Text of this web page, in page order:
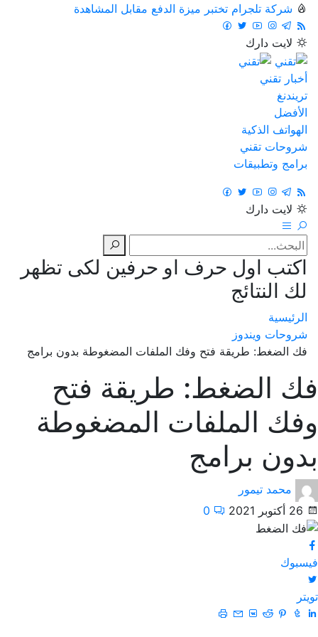
شركة تلجرام تختبر ميزة الدفع مقابل المشاهدة
لايت دارك
أخبار تقني
تريندنغ
الأفضل
الهواتف الذكية
شروحات تقني
برامج وتطبيقات
لايت دارك
اكتب اول حرف او حرفين لكى تظهر
لك النتائج
الرئيسية
شروحات ويندوز
فك الضغط: طريقة فتح وفك الملفات المضغوطة بدون برامج
فك الضغط: طريقة فتح
وفك الملفات المضغوطة
بدون برامج
محمد تيمور
26 أكتوبر 2021
0
فيسبوك
تويتر